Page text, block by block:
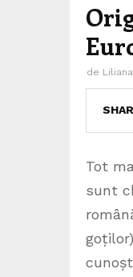
de
Tot
sunt